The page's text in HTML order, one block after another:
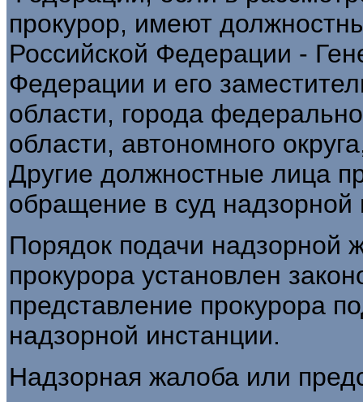
прокурор, имеют
Российской Федерации -
Федерации и его
области, города
области, автономного
Другие должностные лица
обращение в суд надзорной
Порядок подачи надзорной
прокурора установлен
представление прокурора
надзорной инстанции.
Надзорная жалоба или